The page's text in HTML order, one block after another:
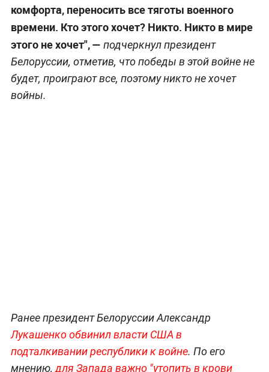
комфорта, переносить все тяготы военного
времени. Кто этого хочет? Никто. Никто в мире
этого не хочет", — подчеркнул президент
Белоруссии, отметив, что победы в этой войне не
будет, проиграют все, поэтому никто не хочет
войны.
Ранее президент Белоруссии Александр
Лукашенко обвинил власти США в
подталкивании республики к войне. По его
мнению,для Запада важно "утопить в крови